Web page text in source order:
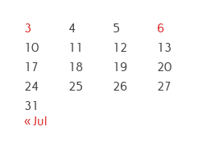
3
4 5 6
10
11 12 13
17
18 19 20
24
25 26 27
31
« Jul